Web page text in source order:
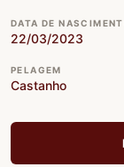
DATA DE
22/03/2023
PELAGEM
Castanho